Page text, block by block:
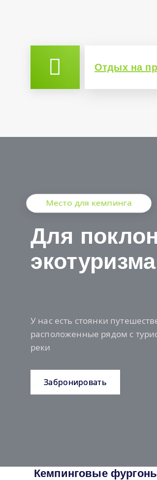
Отдых на
Место для кемпинга
Для
экотуризма
У нас есть стоянки
расположенные рядом с
реки
Забронировать
Кемпинговые